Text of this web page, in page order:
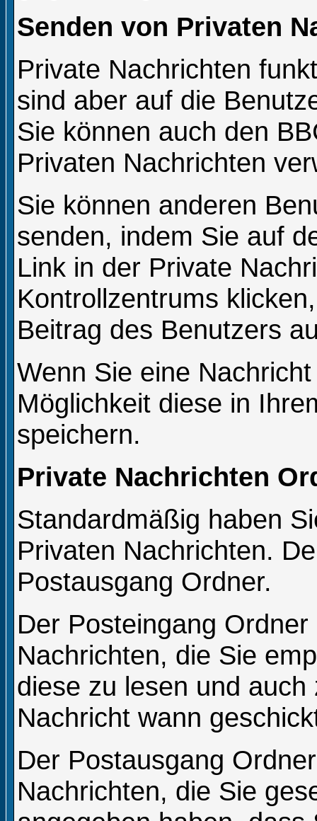
Senden von Privaten
Private Nachrichten
sind aber auf die
Sie können auch den
Privaten Nachrichten
Sie können anderen
senden, indem Sie auf
Link in der Private
Kontrollzentrums
Beitrag des Benutzers
Wenn Sie eine
Möglichkeit diese in
speichern.
Private Nachrichten
Standardmäßig haben
Privaten Nachrichten.
Postausgang Ordner.
Der Posteingang
Nachrichten, die Sie
diese zu lesen und
Nachricht wann
Der Postausgang
Nachrichten, die Sie